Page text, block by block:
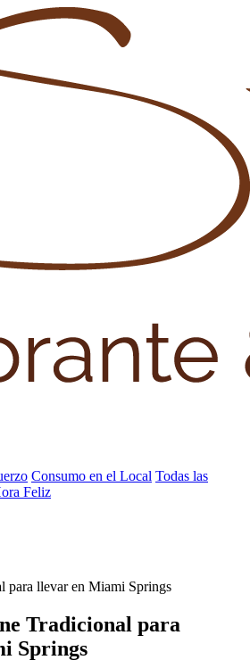
Consumo en el Local Todas las
Feliz
para llevar en Miami Springs
Tradicional para
Springs